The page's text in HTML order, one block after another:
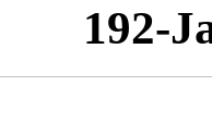
192-